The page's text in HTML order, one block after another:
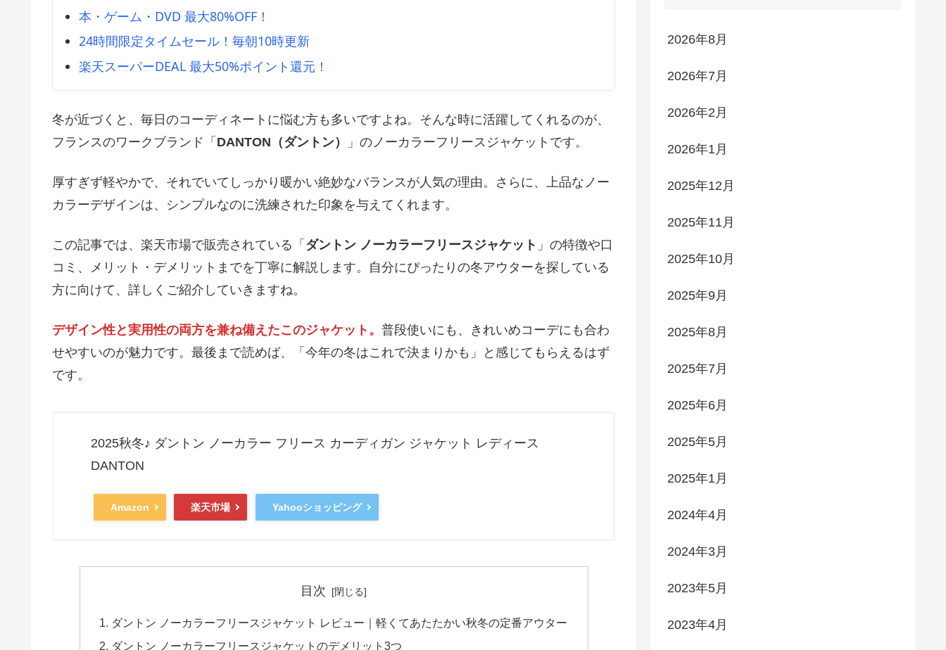
本・ゲーム・DVD 最大80%OFF！
24時間限定タイムセール！毎朝10時更新
楽天スーパーDEAL 最大50%ポイント還元！
冬が近づくと、毎日のコーディネートに悩む方も多いですよね。そんな時に活躍してくれるのが、
フランスのワークブランド「 DANTON（ダントン） 」のノーカラーフリースジャケットです。
厚すぎず軽やかで、それでいてしっかり暖かい絶妙なバランスが人気の理由。さらに、上品なノー
カラーデザインは、シンプルなのに洗練された印象を与えてくれます。
この記事では、楽天市場で販売されている「 ダントン ノーカラーフリースジャケット 」の特徴や口
コミ、メリット・デメリットまでを丁寧に解説します。自分にぴったりの冬アウターを探している
方に向けて、詳しくご紹介していきますね。
デザイン性と実用性の両方を兼ね備えたこのジャケット。 普段使いにも、きれいめコーデにも合わ
せやすいのが魅力です。最後まで読めば、「今年の冬はこれで決まりかも」と感じてもらえるはず
です。
2025秋冬♪ ダントン ノーカラー フリース カーディガン ジャケット レディース
DANTON
Amazon 楽天市場 Yahooショッピング
目次
ダントン ノーカラーフリースジャケット レビュー｜軽くてあたたかい秋冬の定番アウター
ダントン ノーカラーフリースジャケットのデメリット3つ
2026年8月
2026年7月
2026年2月
2026年1月
2025年12月
2025年11月
2025年10月
2025年9月
2025年8月
2025年7月
2025年6月
2025年5月
2025年1月
2024年4月
2024年3月
2023年5月
2023年4月